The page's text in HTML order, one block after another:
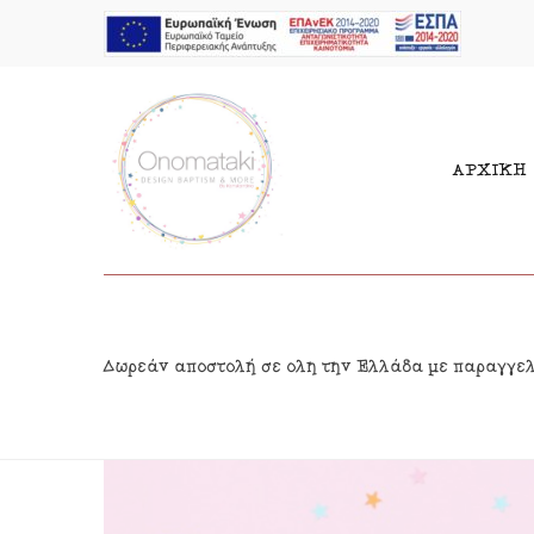
ΑΡΧΙΚΗ
Μπομπονιέρες Αγόρι
Προσκλητήρια Αγόρι
Προσκλητήρια Κορίτσι
Δωρεάν αποστολή σε όλη την Ελλάδα με